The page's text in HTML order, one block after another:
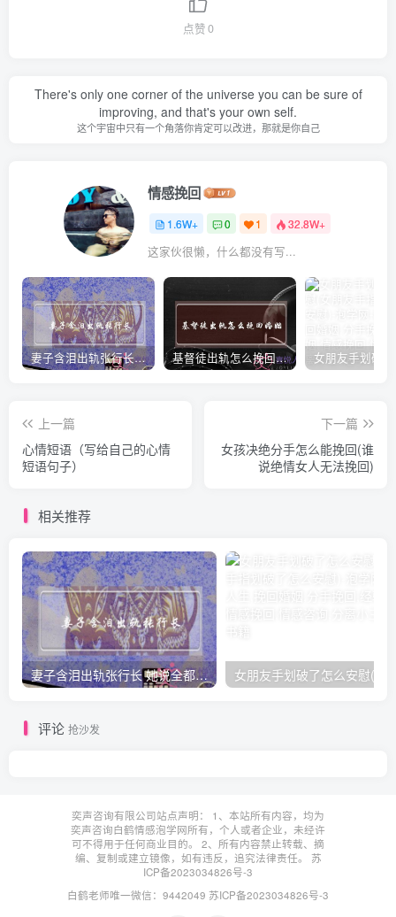
点赞0
There's only one corner of the universe you can be sure of
improving, and that's your own self.
这个宇宙中只有一个角落你肯定可以改进，那就是你自己
情感挽回
1.6W+ 0 1 32.8W+
这家伙很懒，什么都没有写...
妻子含泪出轨张行长 她说全都是因为家中 基督徒出轨怎么挽回婚姻(基督徒面对出轨婚姻)
上一篇
心情短语（写给自己的心情
短语句子）
下一篇
女孩决绝分手怎么能挽回(谁
说绝情女人无法挽回)
相关推荐
妻子含泪出轨张行长 她说全都是因为家中
评论 抢沙发
奕声咨询有限公司站点声明： 1、本站所有内容，均为
奕声咨询白鹤情感泡学网所有，个人或者企业，未经许
可不得用于任何商业目的。 2、所有内容禁止转载、摘
编、复制或建立镜像，如有违反，追究法律责任。 苏
ICP备2023034826号-3
白鹤老师唯一微信：9442049 苏ICP备2023034826号-3